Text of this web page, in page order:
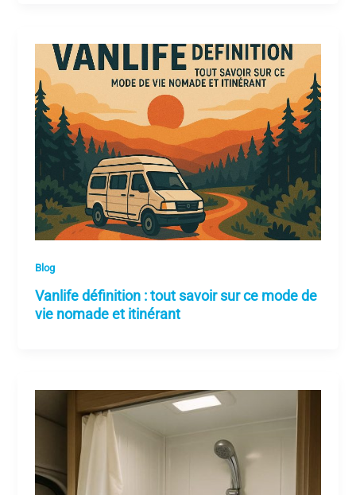
Blog
Vanlife définition : tout savoir sur ce mode de
vie nomade et itinérant